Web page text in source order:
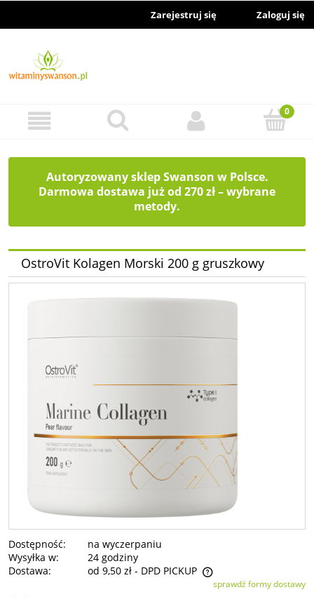
Zarejestruj się Zaloguj się
Autoryzowany sklep Swanson w Polsce.
Darmowa dostawa już od 270 zł – wybrane
metody.
OstroVit Kolagen Morski 200 g gruszkowy
Dostępność:
na wyczerpaniu
Wysyłka w:
24 godziny
Dostawa:
od 9,50 zł - DPD PICKUP
Cena nie zawiera ewentualnych kosztów płatnościsprawdź formy dostawy